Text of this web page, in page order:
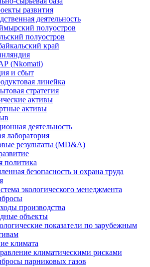
развития
деятельность
полуостров
полуостров
край
(Nkomati)
и сбыт
линейка
стратегия
активы
активы
деятельность
лаборатория
результаты (MD&A)
политика
безопасность и охрана труда
экологического менеджмента
производства
объекты
показатели по зарубежным
климата
климатическими рисками
парниковых газов